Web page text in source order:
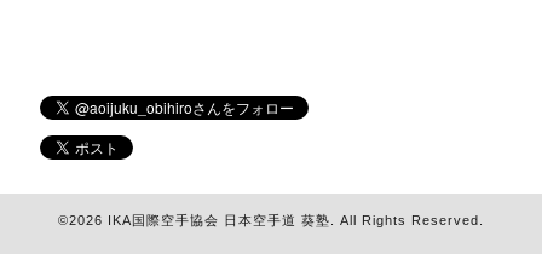
©2026 IKA国際空手協会 日本空手道 葵塾 . All Rights Reserved.